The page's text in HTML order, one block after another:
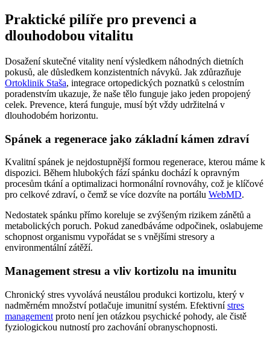
Praktické pilíře pro prevenci a
dlouhodobou vitalitu
Dosažení skutečné vitality není výsledkem náhodných dietních
pokusů, ale důsledkem konzistentních návyků. Jak zdůrazňuje
Ortoklinik Staša, integrace ortopedických poznatků s celostním
poradenstvím ukazuje, že naše tělo funguje jako jeden propojený
celek. Prevence, která funguje, musí být vždy udržitelná v
dlouhodobém horizontu.
Spánek a regenerace jako základní kámen zdraví
Kvalitní spánek je nejdostupnější formou regenerace, kterou máme k
dispozici. Během hlubokých fází spánku dochází k opravným
procesům tkání a optimalizaci hormonální rovnováhy, což je klíčové
pro celkové zdraví, o čemž se více dozvíte na portálu WebMD.
Nedostatek spánku přímo koreluje se zvýšeným rizikem zánětů a
metabolických poruch. Pokud zanedbáváme odpočinek, oslabujeme
schopnost organismu vypořádat se s vnějšími stresory a
environmentální zátěží.
Management stresu a vliv kortizolu na imunitu
Chronický stres vyvolává neustálou produkci kortizolu, který v
nadměrném množství potlačuje imunitní systém. Efektivnístres
management proto není jen otázkou psychické pohody, ale čistě
fyziologickou nutností pro zachování obranyschopnosti.